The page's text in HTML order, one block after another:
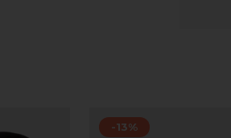
-13%